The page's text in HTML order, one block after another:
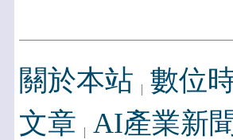
關於本站 數位
文章 AI產業新